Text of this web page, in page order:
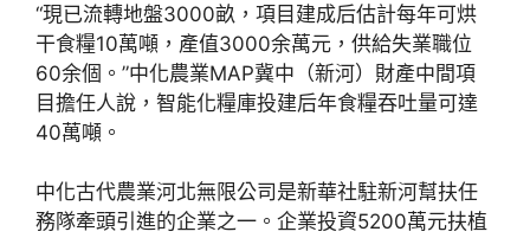
“現已流轉地盤3000畝，項目建成后估計每年可烘
干食糧10萬噸，產值3000余萬元，供給失業職位
60余個。”中化農業MAP冀中（新河）財產中間項
目擔任人說，智能化糧庫投建后年食糧吞吐量可達
40萬噸。
中化古代農業河北無限公司是新華社駐新河幫扶任
務隊牽頭引進的企業之一。企業投資5200萬元扶植